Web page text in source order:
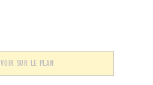
VOIR SUR LE PLAN